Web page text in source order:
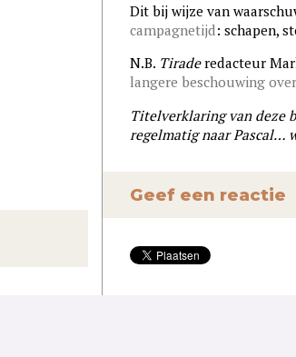
Dit bij wijze van
campagnetijd : schapen,
N.B. Tiraderedacteur
langere beschouwing over
Titelverklaring van deze
regelmatig naar Pascal…
Geef een reactie